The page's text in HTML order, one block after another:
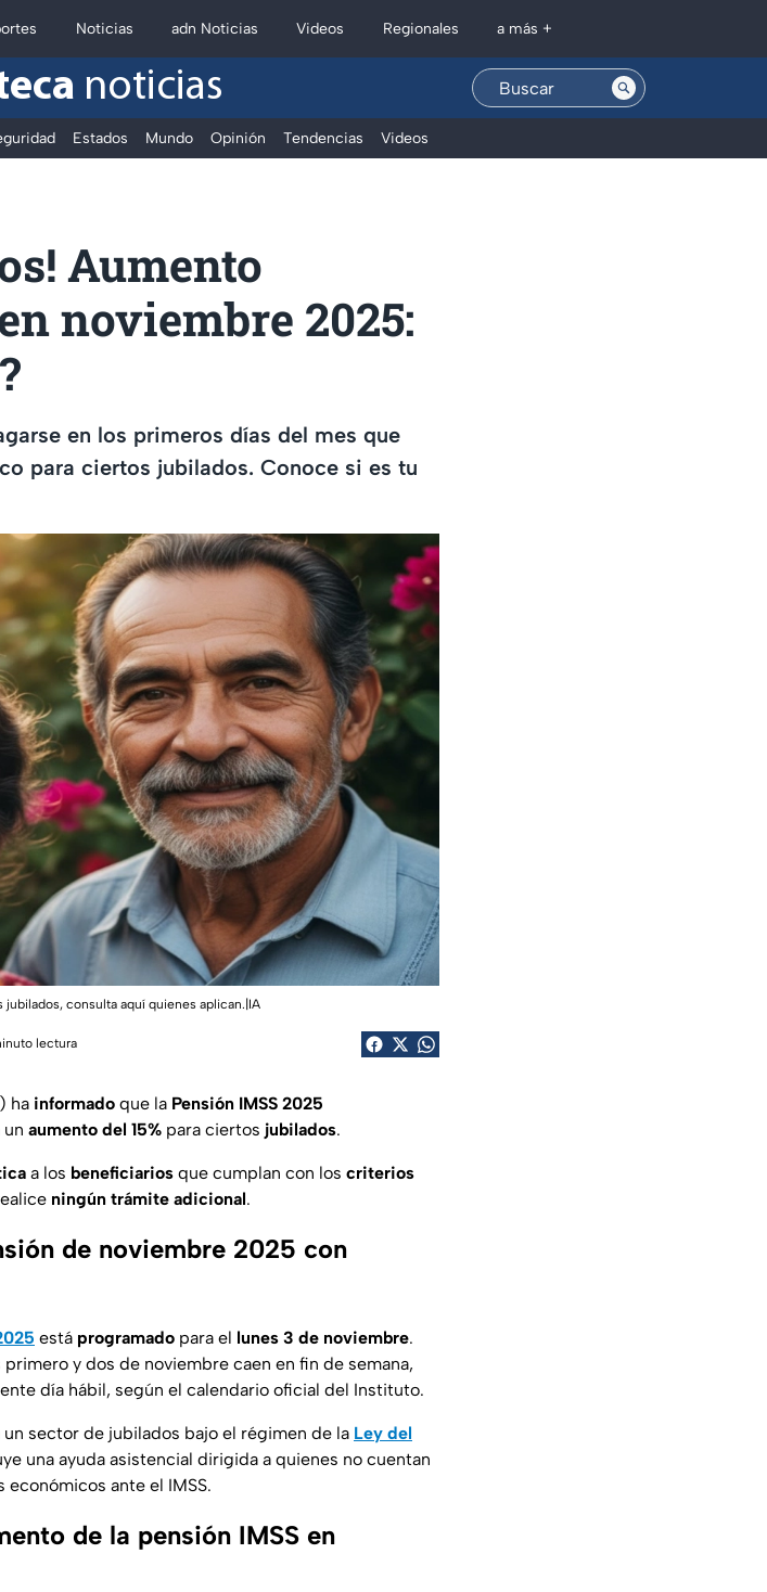
Noticias adn Noticias Videos Regionales a más +
noticias
Estados Mundo Opinión Tendencias Videos
Aumento
noviembre 2025:
en los primeros días del mes que
para ciertos jubilados. Conoce si es tu
consulta aquí quienes aplican.|IA
lectura
) ha informado que la Pensión IMSS 2025
aumento del 15% para ciertos jubilados.
a los beneficiarios que cumplan con los criterios
ningún trámite adicional.
de noviembre 2025 con
está programado para el lunes 3 de noviembre.
y dos de noviembre caen en fin de semana,
día hábil, según el calendario oficial del Instituto.
sector de jubilados bajo el régimen de la Ley del
una ayuda asistencial dirigida a quienes no cuentan
ante el IMSS.
de la pensión IMSS en